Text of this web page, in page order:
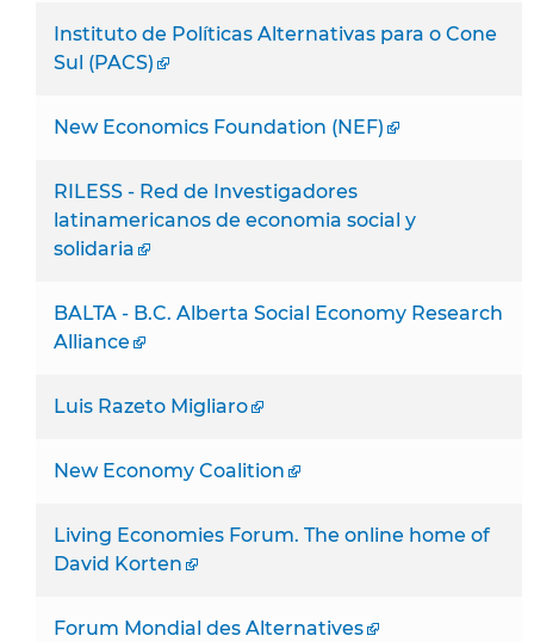
Instituto de Políticas Alternativas para o Cone
Sul (PACS)
New Economics Foundation (NEF)
RILESS - Red de Investigadores
latinamericanos de economia social y
solidaria
BALTA - B.C. Alberta Social Economy Research
Alliance
Luis Razeto Migliaro
New Economy Coalition
Living Economies Forum. The online home of
David Korten
Forum Mondial des Alternatives